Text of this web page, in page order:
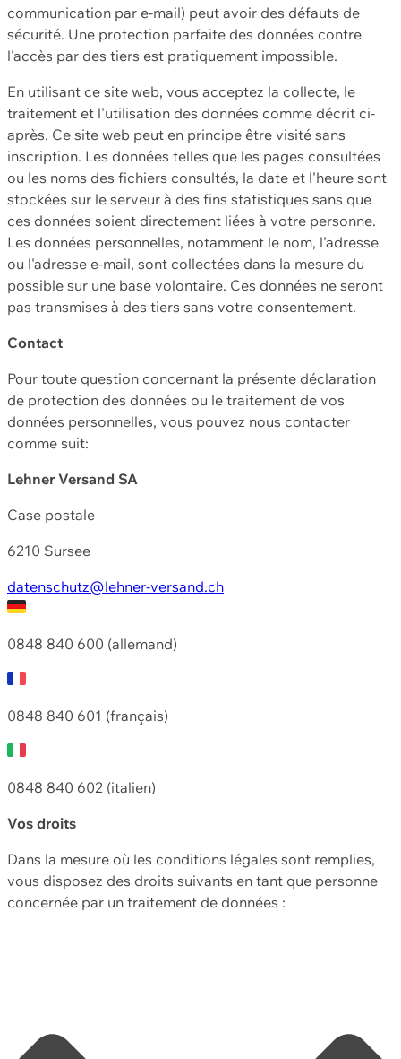
communication par e-mail) peut avoir des défauts de
sécurité. Une protection parfaite des données contre
l'accès par des tiers est pratiquement impossible.
En utilisant ce site web, vous acceptez la collecte, le
traitement et l'utilisation des données comme décrit ci-
après. Ce site web peut en principe être visité sans
inscription. Les données telles que les pages consultées
ou les noms des fichiers consultés, la date et l'heure sont
stockées sur le serveur à des fins statistiques sans que
ces données soient directement liées à votre personne.
Les données personnelles, notamment le nom, l'adresse
ou l'adresse e-mail, sont collectées dans la mesure du
possible sur une base volontaire. Ces données ne seront
pas transmises à des tiers sans votre consentement.
Contact
Pour toute question concernant la présente déclaration
de protection des données ou le traitement de vos
données personnelles, vous pouvez nous contacter
comme suit:
Lehner Versand SA
Case postale
6210 Sursee
datenschutz@lehner-versand.ch
0848 840 600 (allemand)
0848 840 601 (français)
0848 840 602 (italien)
Vos droits
Dans la mesure où les conditions légales sont remplies,
vous disposez des droits suivants en tant que personne
concernée par un traitement de données :